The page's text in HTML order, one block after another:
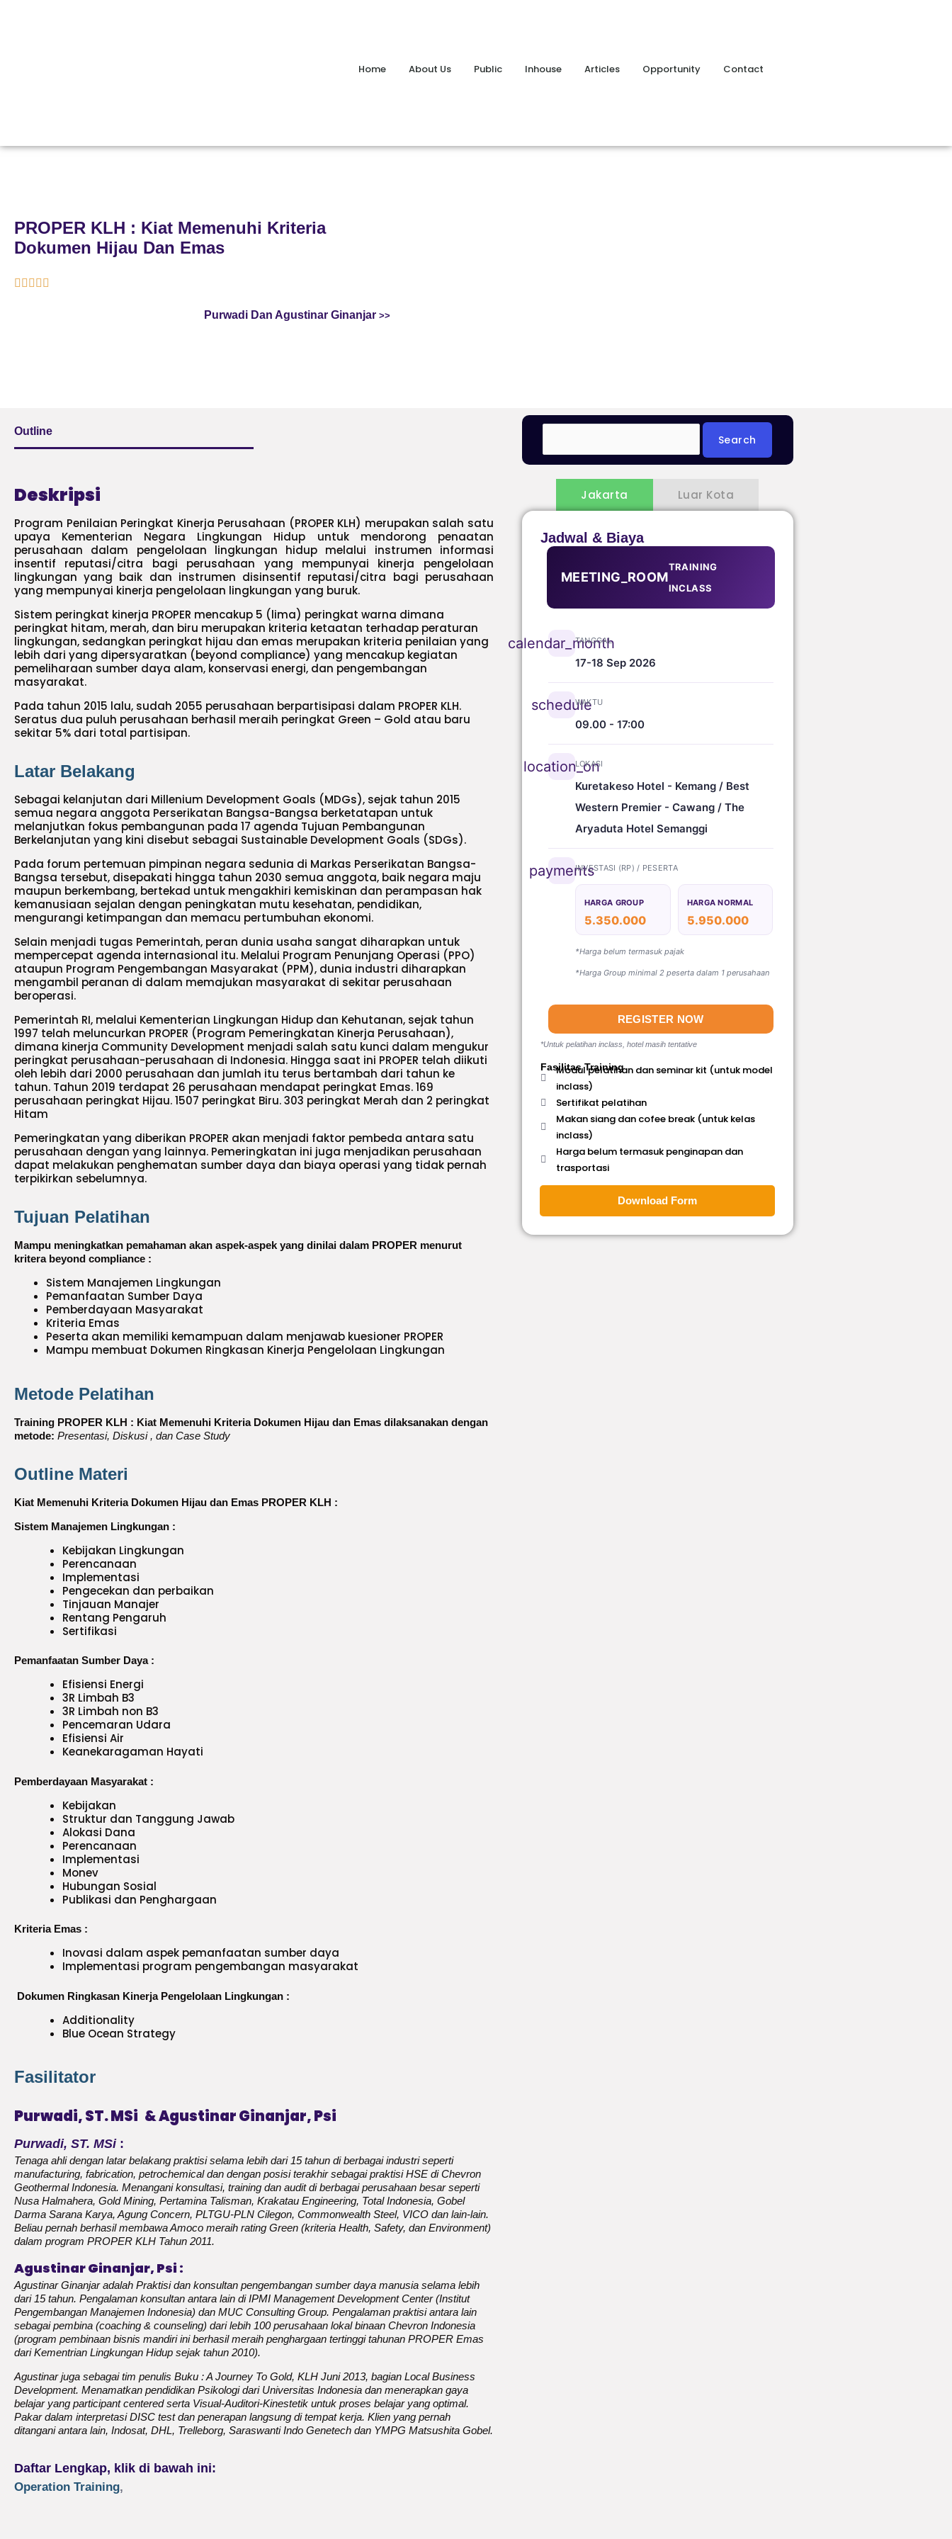
Home About Us Public Inhouse Articles Opportunity Contact
PROPER KLH : Kiat Memenuhi Kriteria
Dokumen Hijau Dan Emas
    
Purwadi Dan Agustinar Ginanjar
Outline
Deskripsi
Program Penilaian Peringkat Kinerja Perusahaan (PROPER KLH) merupakan salah satu
upaya Kementerian Negara Lingkungan Hidup untuk mendorong penaatan
perusahaan dalam pengelolaan lingkungan hidup melalui instrumen informasi
insentif reputasi/citra bagi perusahaan yang mempunyai kinerja pengelolaan
lingkungan yang baik dan instrumen disinsentif reputasi/citra bagi perusahaan
yang mempunyai kinerja pengelolaan lingkungan yang buruk.
Sistem peringkat kinerja PROPER mencakup 5 (lima) peringkat warna dimana
peringkat hitam, merah, dan biru merupakan kriteria ketaatan terhadap peraturan
lingkungan, sedangkan peringkat hijau dan emas merupakan kriteria penilaian yang
lebih dari yang dipersyaratkan (beyond compliance) yang mencakup kegiatan
pemeliharaan sumber daya alam, konservasi energi, dan pengembangan
masyarakat.
Pada tahun 2015 lalu, sudah 2055 perusahaan berpartisipasi dalam PROPER KLH.
Seratus dua puluh perusahaan berhasil meraih peringkat Green – Gold atau baru
sekitar 5% dari total partisipan.
Latar Belakang
Sebagai kelanjutan dari Millenium Development Goals (MDGs), sejak tahun 2015
semua negara anggota Perserikatan Bangsa-Bangsa berketatapan untuk
melanjutkan fokus pembangunan pada 17 agenda Tujuan Pembangunan
Berkelanjutan yang kini disebut sebagai Sustainable Development Goals (SDGs).
Pada forum pertemuan pimpinan negara sedunia di Markas Perserikatan Bangsa-
Bangsa tersebut, disepakati hingga tahun 2030 semua anggota, baik negara maju
maupun berkembang, bertekad untuk mengakhiri kemiskinan dan perampasan hak
kemanusiaan sejalan dengan peningkatan mutu kesehatan, pendidikan,
mengurangi ketimpangan dan memacu pertumbuhan ekonomi.
Selain menjadi tugas Pemerintah, peran dunia usaha sangat diharapkan untuk
mempercepat agenda internasional itu. Melalui Program Penunjang Operasi (PPO)
ataupun Program Pengembangan Masyarakat (PPM), dunia industri diharapkan
mengambil peranan di dalam memajukan masyarakat di sekitar perusahaan
beroperasi.
Pemerintah RI, melalui Kementerian Lingkungan Hidup dan Kehutanan, sejak tahun
1997 telah meluncurkan PROPER (Program Pemeringkatan Kinerja Perusahaan),
dimana kinerja Community Development menjadi salah satu kunci dalam mengukur
peringkat perusahaan-perusahaan di Indonesia. Hingga saat ini PROPER telah diikuti
oleh lebih dari 2000 perusahaan dan jumlah itu terus bertambah dari tahun ke
tahun. Tahun 2019 terdapat 26 perusahaan mendapat peringkat Emas. 169
perusahaan peringkat Hijau. 1507 peringkat Biru. 303 peringkat Merah dan 2 peringkat
Hitam
Pemeringkatan yang diberikan PROPER akan menjadi faktor pembeda antara satu
perusahaan dengan yang lainnya. Pemeringkatan ini juga menjadikan perusahaan
dapat melakukan penghematan sumber daya dan biaya operasi yang tidak pernah
terpikirkan sebelumnya.
Tujuan Pelatihan
Mampu meningkatkan pemahaman akan aspek-aspek yang dinilai dalam PROPER menurut
kritera beyond compliance :
Sistem Manajemen Lingkungan
Pemanfaatan Sumber Daya
Pemberdayaan Masyarakat
Kriteria Emas
Peserta akan memiliki kemampuan dalam menjawab kuesioner PROPER
Mampu membuat Dokumen Ringkasan Kinerja Pengelolaan Lingkungan
Metode Pelatihan
Training PROPER KLH : Kiat Memenuhi Kriteria Dokumen Hijau dan Emas dilaksanakan dengan
metode: Presentasi, Diskusi , dan Case Study
Outline Materi
Kiat Memenuhi Kriteria Dokumen Hijau dan Emas PROPER KLH :
Sistem Manajemen Lingkungan :
Kebijakan Lingkungan
Perencanaan
Implementasi
Pengecekan dan perbaikan
Tinjauan Manajer
Rentang Pengaruh
Sertifikasi
Pemanfaatan Sumber Daya :
Efisiensi Energi
3R Limbah B3
3R Limbah non B3
Pencemaran Udara
Efisiensi Air
Keanekaragaman Hayati
Pemberdayaan Masyarakat :
Kebijakan
Struktur dan Tanggung Jawab
Alokasi Dana
Perencanaan
Implementasi
Monev
Hubungan Sosial
Publikasi dan Penghargaan
Kriteria Emas :
Inovasi dalam aspek pemanfaatan sumber daya
Implementasi program pengembangan masyarakat
Dokumen Ringkasan Kinerja Pengelolaan Lingkungan :
Additionality
Blue Ocean Strategy
Fasilitator
Purwadi, ST. MSi & Agustinar Ginanjar, Psi
Purwadi, ST. MSi :
Tenaga ahli dengan latar belakang praktisi selama lebih dari 15 tahun di berbagai industri seperti
manufacturing, fabrication, petrochemical dan dengan posisi terakhir sebagai praktisi HSE di Chevron
Geothermal Indonesia. Menangani konsultasi, training dan audit di berbagai perusahaan besar seperti
Nusa Halmahera, Gold Mining, Pertamina Talisman, Krakatau Engineering, Total Indonesia, Gobel
Darma Sarana Karya, Agung Concern, PLTGU-PLN Cilegon, Commonwealth Steel, VICO dan lain-lain.
Beliau pernah berhasil membawa Amoco meraih rating Green (kriteria Health, Safety, dan Environment)
dalam program PROPER KLH Tahun 2011.
Agustinar Ginanjar, Psi :
Agustinar Ginanjar adalah Praktisi dan konsultan pengembangan sumber daya manusia selama lebih
dari 15 tahun. Pengalaman konsultan antara lain di IPMI Management Development Center (Institut
Pengembangan Manajemen Indonesia) dan MUC Consulting Group. Pengalaman praktisi antara lain
sebagai pembina (coaching & counseling) dari lebih 100 perusahaan lokal binaan Chevron Indonesia
(program pembinaan bisnis mandiri ini berhasil meraih penghargaan tertinggi tahunan PROPER Emas
dari Kementrian Lingkungan Hidup sejak tahun 2010).
Agustinar juga sebagai tim penulis Buku : A Journey To Gold, KLH Juni 2013, bagian Local Business
Development. Menamatkan pendidikan Psikologi dari Universitas Indonesia dan menerapkan gaya
belajar yang participant centered serta Visual-Auditori-Kinestetik untuk proses belajar yang optimal.
Pakar dalam interpretasi DISC test dan penerapan langsung di tempat kerja. Klien yang pernah
ditangani antara lain, Indosat, DHL, Trelleborg, Saraswanti Indo Genetech dan YMPG Matsushita Gobel.
Daftar Lengkap, klik di bawah ini:
Operation Training,
Jakarta Luar Kota
Jadwal & Biaya
MEETING_ROOM
TRAINING
INCLASS
calendar_month
TANGGAL
17-18 Sep 2026
schedule
WAKTU
09.00 - 17:00
location_on
LOKASI
Kuretakeso Hotel - Kemang / Best
Western Premier - Cawang / The
Aryaduta Hotel Semanggi
paymentsINVESTASI (RP) / PESERTA
HARGA GROUP
5.350.000
HARGA NORMAL
5.950.000
*Harga belum termasuk pajak
*Harga Group minimal 2 peserta dalam 1 perusahaan
REGISTER NOW
*Untuk pelatihan inclass, hotel masih tentative
Fasilitas Training
Modul pelatihan dan seminar kit (untuk model
inclass)
Sertifikat pelatihan
Makan siang dan cofee break (untuk kelas
inclass)
Harga belum termasuk penginapan dan
trasportasi
Download Form